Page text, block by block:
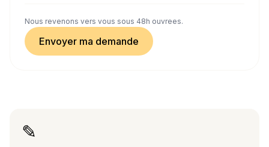
Nous revenons vers vous sous 48h ouvrees.
Envoyer ma demande
✎